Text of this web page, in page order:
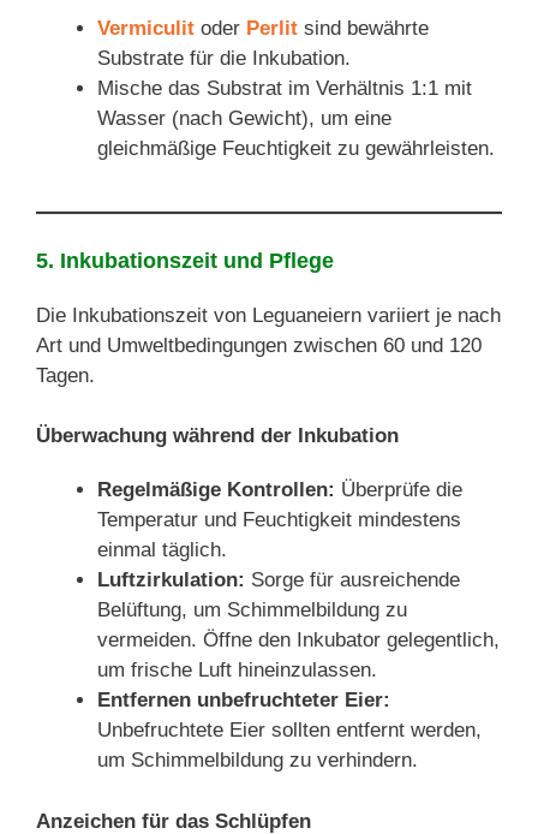
Vermiculit oder Perlit sind bewährte
Substrate für die Inkubation.
Mische das Substrat im Verhältnis 1:1 mit
Wasser (nach Gewicht), um eine
gleichmäßige Feuchtigkeit zu gewährleisten.
5. Inkubationszeit und Pflege
Die Inkubationszeit von Leguaneiern variiert je nach
Art und Umweltbedingungen zwischen 60 und 120
Tagen.
Überwachung während der Inkubation
Regelmäßige Kontrollen: Überprüfe die
Temperatur und Feuchtigkeit mindestens
einmal täglich.
Luftzirkulation: Sorge für ausreichende
Belüftung, um Schimmelbildung zu
vermeiden. Öffne den Inkubator gelegentlich,
um frische Luft hineinzulassen.
Entfernen unbefruchteter Eier:
Unbefruchtete Eier sollten entfernt werden,
um Schimmelbildung zu verhindern.
Anzeichen für das Schlüpfen